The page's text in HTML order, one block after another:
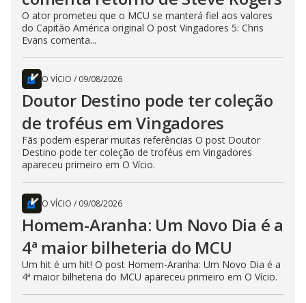
O ator prometeu que o MCU se manterá fiel aos valores
do Capitão América original O post Vingadores 5: Chris
Evans comenta...
O VÍCIO / 09/08/2026
Doutor Destino pode ter coleção
de troféus em Vingadores
Fãs podem esperar muitas referências O post Doutor
Destino pode ter coleção de troféus em Vingadores
apareceu primeiro em O Vício.
O VÍCIO / 09/08/2026
Homem-Aranha: Um Novo Dia é a
4ª maior bilheteria do MCU
Um hit é um hit! O post Homem-Aranha: Um Novo Dia é a
4ª maior bilheteria do MCU apareceu primeiro em O Vício.